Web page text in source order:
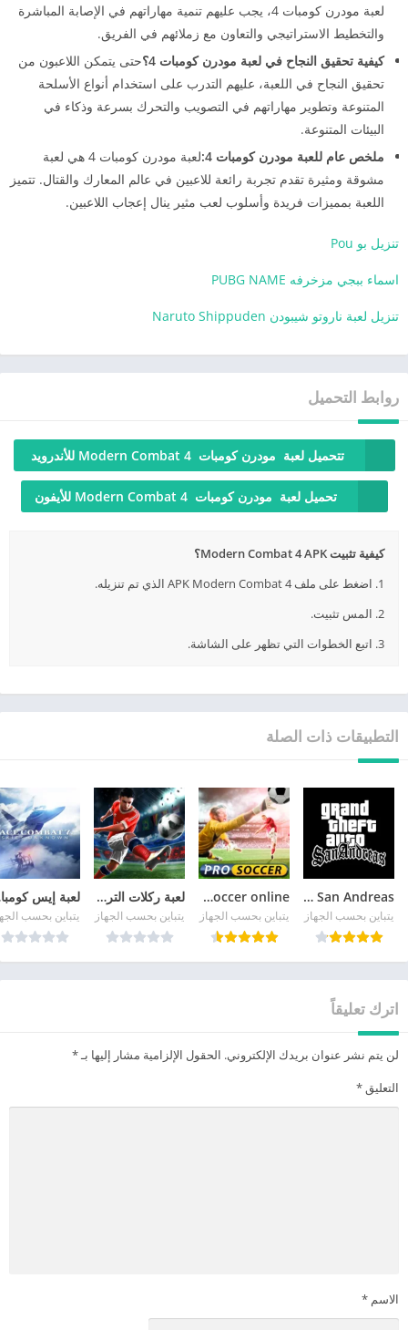
لعبة مودرن كومبات 4، يجب عليهم تنمية مهاراتهم في الإصابة المباشرة
والتخطيط الاستراتيجي والتعاون مع زملائهم في الفريق.
كيفية تحقيق النجاح في لعبة مودرن كومبات 4؟
حتى يتمكن اللاعبون من
تحقيق النجاح في اللعبة، عليهم التدرب على استخدام أنواع الأسلحة
المتنوعة وتطوير مهاراتهم في التصويب والتحرك بسرعة وذكاء في
البيئات المتنوعة.
ملخص عام للعبة مودرن كومبات 4:
لعبة مودرن كومبات 4 هي لعبة
مشوقة ومثيرة تقدم تجربة رائعة للاعبين في عالم المعارك والقتال. تتميز
اللعبة بمميزات فريدة وأسلوب لعب مثير ينال إعجاب اللاعبين.
تنزيل بو Pou
اسماء ببجي مزخرفه PUBG NAME
تنزيل لعبة ناروتو شيبودن Naruto Shippuden
روابط التحميل
تتحميل لعبة مودرن كومبات Modern Combat 4 للأندرويد
تحميل لعبة مودرن كومبات Modern Combat 4 للأيفون
كيفية تثبيت Modern Combat 4 APK؟
1. اضغط على ملف APK Modern Combat 4 الذي تم تنزيله.
2. المس تثبيت.
3. اتبع الخطوات التي تظهر على الشاشة.
التطبيقات ذات الصلة
GTA San Andreas
يتباين بحسب الجهاز
pro soccer online مهكرة
يتباين بحسب الجهاز
لعبة ركلات الترجيح
يتباين بحسب الجهاز يتباين بحسب
اترك تعليقاً
لن يتم نشر عنوان بريدك الإلكتروني. الحقول الإلزامية مشار إليها بـ*
التعليق *
الاسم *